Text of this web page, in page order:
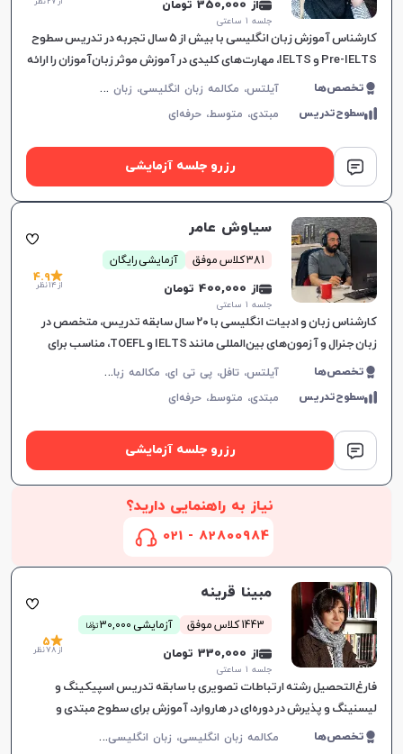
از 350,000 تومان
جلسه ۱ ساعتی
کارشناس آموزش زبان انگلیسی با بیش از ۵ سال تجربه در تدریس سطوح
Pre-IELTS و IELTS، مهارت‌های کلیدی در آموزش موثر زبان‌آموزان را ارائه
می‌دهد.
تخصص‌ها آ
یلتس، مکالمه زبان انگلیسی، زبان انگلیسی عمومی، گرامر زبان انگلیسی، زبان انگلیسی آمریکایی
سطوح‌تدریس مبتدی، متوسط،حرفه‌ای
رزرو جلسه آزمایشی
سیاوش عامر
381 کلاس موفق آزمایشی رایگان
از 400,000 تومان
جلسه ۱ ساعتی
4.9
از 14 نظر
کارشناس زبان و ادبیات انگلیسی با ۲۰ سال سابقه تدریس، متخصص در
زبان جنرال و آزمون‌های بین‌المللی مانند IELTS و TOEFL، مناسب برای
تمامی سطوح و اهداف آموزشی.
تخصص‌ها آ
یلتس، تافل، پی تی ای، مکالمه زبان انگلیسی، گرامر زبان انگلیسی، زبان انگلیسی تجاری، زبان انگلیسی آمریکایی، زبان انگلیسی کنکور ارشد، زبان انگلیسی کنکور دکتری، زبان انگلیسی نهم دبیرستان، زبان انگلیسی دهم دبیرستان، زبان انگلیسی یازدهم دبیرستان، زبان انگلیسی دوازدهم دبیرستان، دولینگو، OET
سطوح‌تدریس مبتدی، متوسط،حرفه‌ای
رزرو جلسه آزمایشی
نیاز به راهنمایی دارید؟
82800984 - 021
مبینا قرینه
1443 کلاس موفق آزمایشی 30,000 توما
ن
از 330,000 تومان
جلسه ۱ ساعتی
5
از 78 نظر
فارغ‌التحصیل رشته ارتباطات تصویری با سابقه تدریس اسپیکینگ و
لیسنینگ و پذیرش در دوره‌ای در هاروارد، آموزش برای سطوح مبتدی و
متوسط، با رویکردی جذاب و موثر.
تخصص‌ها م
کالمه زبان انگلیسی، زبان انگلیسی عمومی، گرامر زبان انگلیسی، زبان انگلیسی آمریکایی، آیلتس